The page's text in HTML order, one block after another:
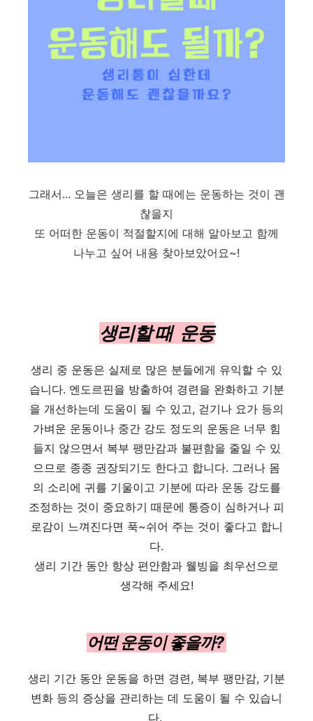
그래서... 오늘은 생리를 할 때에는 운동하는 것이 괜
찮을지
또 어떠한 운동이 적절할지에 대해 알아보고 함께
나누고 싶어 내용 찾아보았어요~!
생리할 때 운동
생리 중 운동은 실제로 많은 분들에게 유익할 수 있
습니다. 엔도르핀을 방출하여 경련을 완화하고 기분
을 개선하는데 도움이 될 수 있고, 걷기나 요가 등의
가벼운 운동이나 중간 강도 정도의 운동은 너무 힘
들지 않으면서 복부 팽만감과 불편함을 줄일 수 있
으므로 종종 권장되기도 한다고 합니다. 그러나 몸
의 소리에 귀를 기울이고 기분에 따라 운동 강도를
조정하는 것이 중요하기 때문에 통증이 심하거나 피
로감이 느껴진다면 푹~쉬어 주는 것이 좋다고 합니
다.
생리 기간 동안 항상 편안함과 웰빙을 최우선으로
생각해 주세요!
어떤 운동이 좋을까?
생리 기간 동안 운동을 하면 경련, 복부 팽만감, 기분
변화 등의 증상을 관리하는 데 도움이 될 수 있습니
다.